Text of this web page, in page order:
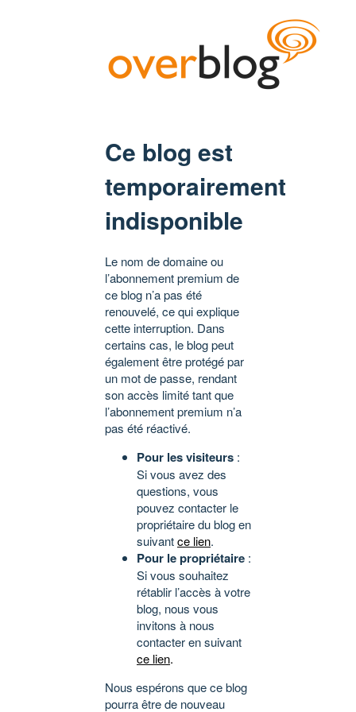
Ce blog est
temporairement
indisponible
Le nom de domaine ou
l’abonnement premium de
ce blog n’a pas été
renouvelé, ce qui explique
cette interruption. Dans
certains cas, le blog peut
également être protégé par
un mot de passe, rendant
son accès limité tant que
l’abonnement premium n’a
pas été réactivé.
Pour les visiteurs :
Si vous avez des
questions, vous
pouvez contacter le
propriétaire du blog en
suivantce lien.
Pour le propriétaire :
Si vous souhaitez
rétablir l’accès à votre
blog, nous vous
invitons à nous
contacter en suivant
ce lien.
Nous espérons que ce blog
pourra être de nouveau